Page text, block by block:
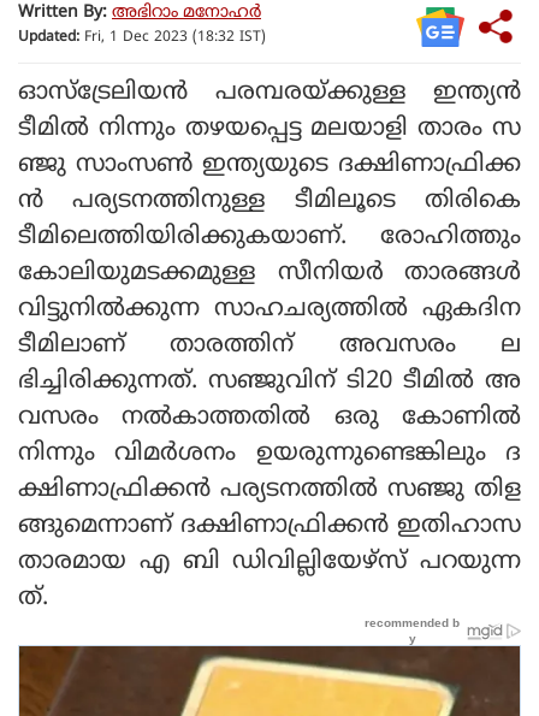
Written By: അഭിറാം മനോഹർ
Updated: Fri, 1 Dec 2023 (18:32 IST)
ഓസ്‌ട്രേലിയന്‍ പരമ്പരയ്ക്കുള്ള ഇന്ത്യന്‍
ടീമില്‍ നിന്നും തഴയപ്പെട്ട മലയാളി താരം സ
ഞ്ജു സാംസണ്‍ ഇന്ത്യയുടെ ദക്ഷിണാഫ്രിക്ക
ന്‍ പര്യടനത്തിനുള്ള ടീമിലൂടെ തിരികെ
ടീമിലെത്തിയിരിക്കുകയാണ്. രോഹിത്തും
കോലിയുമടക്കമുള്ള സീനിയര്‍ താരങ്ങള്‍
വിട്ടുനില്‍ക്കുന്ന സാഹചര്യത്തില്‍ ഏകദിന
ടീമിലാണ് താരത്തിന് അവസരം ല
ഭിച്ചിരിക്കുന്നത്. സഞ്ജുവിന് ടി20 ടീമില്‍ അ
വസരം നല്‍കാത്തതില്‍ ഒരു കോണില്‍
നിന്നും വിമര്‍ശനം ഉയരുന്നുണ്ടെങ്കിലും ദ
ക്ഷിണാഫ്രിക്കന്‍ പര്യടനത്തില്‍ സഞ്ജു തിള
ങ്ങുമെന്നാണ് ദക്ഷിണാഫ്രിക്കന്‍ ഇതിഹാസ
താരമായ എ ബി ഡിവില്ലിയേഴ്‌സ് പറയുന്ന
ത്.